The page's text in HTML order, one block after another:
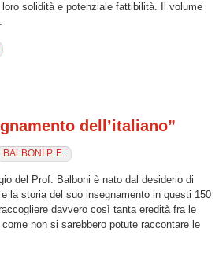
solidità e potenziale fattibilità. Il volume
dell’italiano”
BALBONI P. E.
del Prof. Balboni è nato dal desiderio di
la storia del suo insegnamento in questi 150
davvero così tanta eredità fra le
non si sarebbero potute raccontare le